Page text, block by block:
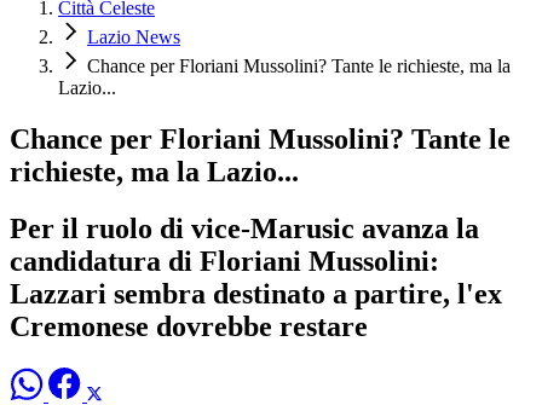
Città Celeste
Lazio News
Chance per Floriani Mussolini? Tante le richieste, ma la
Lazio...
Chance per Floriani Mussolini? Tante le
richieste, ma la Lazio...
Per il ruolo di vice-Marusic avanza la
candidatura di Floriani Mussolini:
Lazzari sembra destinato a partire, l'ex
Cremonese dovrebbe restare